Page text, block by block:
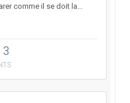
3
comme il se doit la...